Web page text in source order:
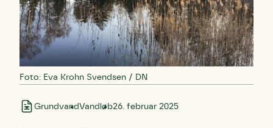
Foto: Eva Krohn Svendsen / DN
GrundvandVandløb26. februar 2025